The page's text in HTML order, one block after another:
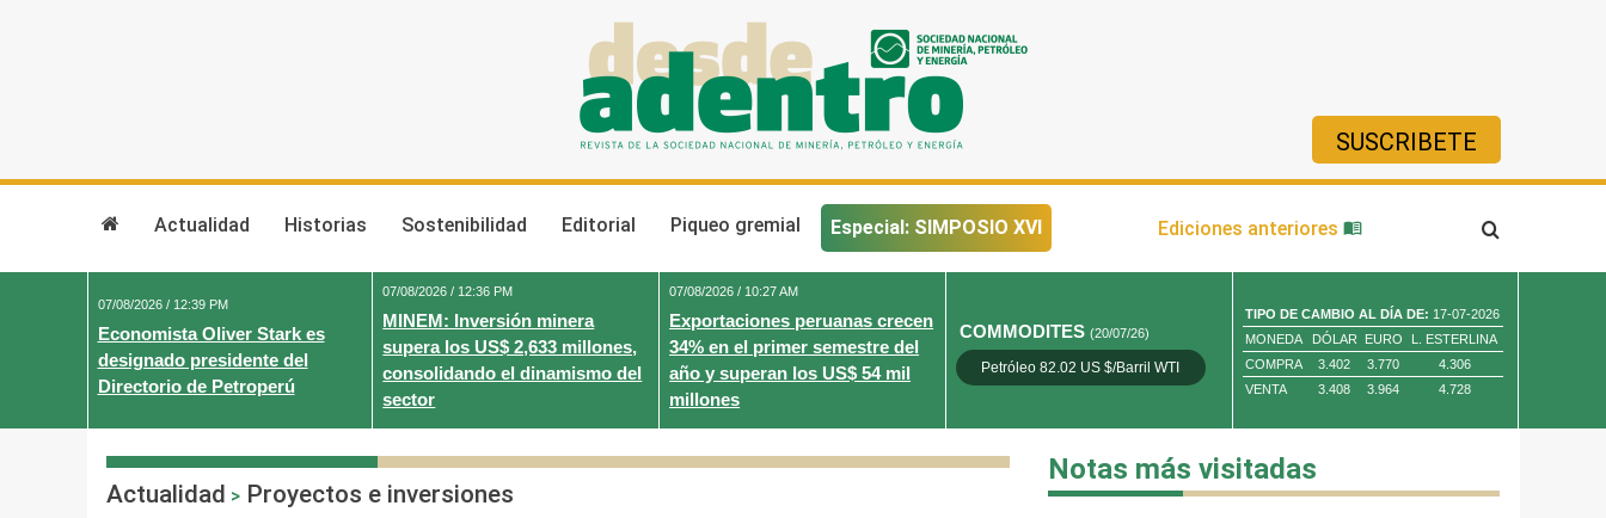
SUSCRIBETE
Actualidad Historias Sostenibilidad Editorial Piqueo gremial Especial: SIMPOSIO XVI Ediciones anteriores
07/08/2026 / 12:39 PM
Economista Oliver Stark es
designado presidente del
Directorio de Petroperú
07/08/2026 / 12:36 PM
MINEM: Inversión minera
supera los US$ 2,633 millones,
consolidando el dinamismo del
sector
07/08/2026 / 10:27 AM
Exportaciones peruanas crecen
34% en el primer semestre del
año y superan los US$ 54 mil
millones
COMMODITES(20/07/26)
Petróleo 82.02 US $/Barril WTI Oro 4,010.80 US $/ Oz. Tr.
TIPO DE CAMBIO AL DÍA DE: 17-07-2026
MONEDA
DÓLAR EURO
L. ESTERLINA
COMPRA
3.402 3.770
4.306
VENTA
3.408 3.964 4.728
Actualidad > Proyectos e inversiones
Notas más visitadas